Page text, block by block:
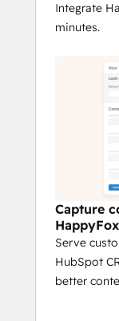
Integrate
minutes.
Capture
Serve
HubSpot
better